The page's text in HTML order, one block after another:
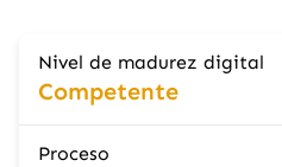
Nivel de madurez digital
Competente
Proceso